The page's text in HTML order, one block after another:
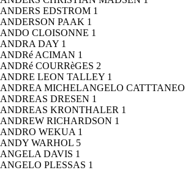
ANDERS EDSTROM 1
ANDERSON PAAK 1
ANDO CLOISONNE 1
ANDRA DAY 1
ANDRé ACIMAN 1
ANDRé COURRèGES 2
ANDRE LEON TALLEY 1
ANDREA MICHELANGELO CATTTANEO
ANDREAS DRESEN 1
ANDREAS KRONTHALER 1
ANDREW RICHARDSON 1
ANDRO WEKUA 1
ANDY WARHOL 5
ANGELA DAVIS 1
ANGELO PLESSAS 1